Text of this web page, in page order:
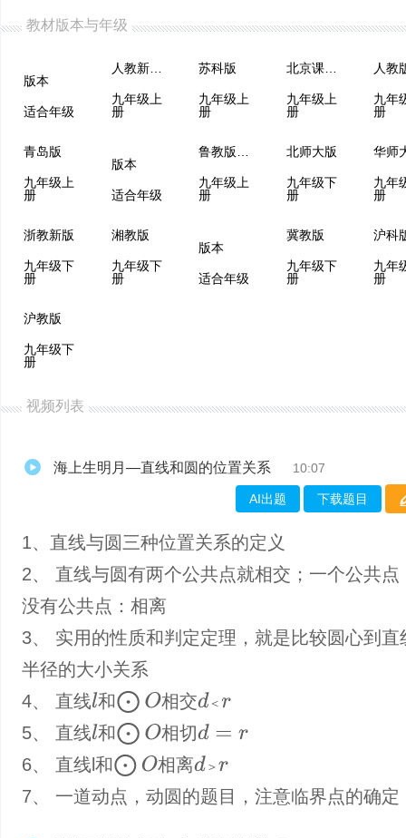
教材版本与年级
版本
适合年级
人教新课程
九年级上
册
苏科版
九年级上
册
北京课改版
九年级上
册
九年
册
青岛版
九年级上
册
版本
适合年级
九年级上
册
北师大版
九年级下
册
华师
九年
册
浙教新版
九年级下
册
湘教版
九年级下
册
版本
适合年级
冀教版
九年级下
册
沪科
九年
册
沪教版
九年级下
册
视频列表
海上生明月—直线和圆的位置关系 10:07
AI出题 下载题目
1、直线与圆三种位置关系的定义
2、 直线与圆有两个公共点就相交；一个公共点
没有公共点：相离
3、 实用的性质和判定定理，就是比较圆心到直
半径的大小关系
4、 直线l 和⨀O 相交 ＜
d＜r
5、 直线l 和⨀O 相切d= r
6、 直线l和⨀O 相离 ＞
d＞ r
7、 一道动点，动圆的题目，注意临界点的确定